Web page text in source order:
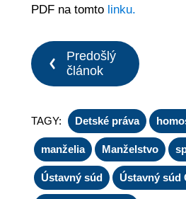
PDF na tomto linku.
Predošlý
článok
TAGY: Detské práva
manželia Manželstvo
Ústavný súd Ústavný súd